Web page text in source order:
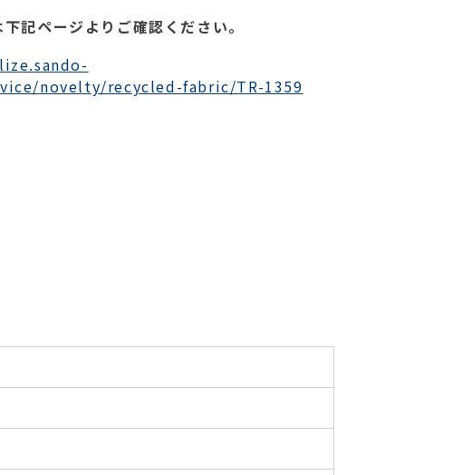
記ページよりご確認ください。
novelty/recycled-fabric/TR-1359